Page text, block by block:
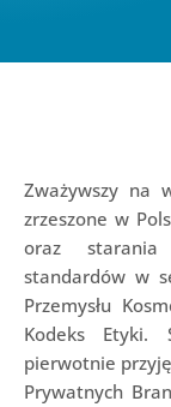
Zważywszy na
zrzeszone w
oraz starania
standardów w
Przemysłu
Kodeks Etyki.
pierwotnie
Prywatnych